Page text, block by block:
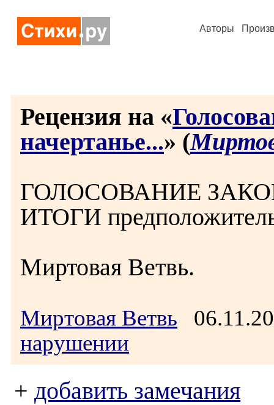
Авторы
Рецензия на «
начертанье...» (
ГОЛОСОВАНИЕ
ИТОГИ
Миртовая Ветвь.
Миртовая Ветвь
нарушении
+ добавить замечания